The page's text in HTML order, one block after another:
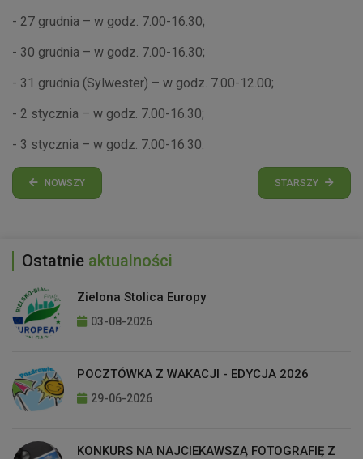
- 27 grudnia – w godz. 7.00-16.30;
- 30 grudnia – w godz. 7.00-16.30;
- 31 grudnia (Sylwester) – w godz. 7.00-12.00;
- 2 stycznia – w godz. 7.00-16.30;
- 3 stycznia – w godz. 7.00-16.30.
NOWSZY STARSZY
Ostatnie aktualności
Zielona Stolica Europy
03-08-2026
POCZTÓWKA Z WAKACJI - EDYCJA 2026
29-06-2026
KONKURS NA NAJCIEKAWSZĄ FOTOGRAFIĘ Z